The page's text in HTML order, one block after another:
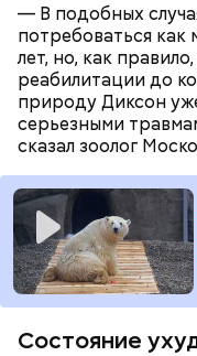
— В подобных
потребоваться
лет, но, как
реабилитации до
природу Диксон
серьезными
сказал зоолог
Состояние
Однако диетолог
может быть
есть с